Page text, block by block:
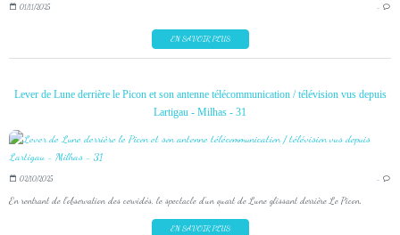
01/11/2025 …
EN SAVOIR PLUS
Lever de Lune derrière le Picon et son antenne télécommunication / télévision vus depuis
Lartigau - Milhas - 31
02/10/2025 …
En rentrant de l'observation des cervidés, le spectacle d'un quart de Lune glissant derrière Le Picon.
EN SAVOIR PLUS